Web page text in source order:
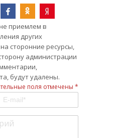
приемлем в
других
сторонние ресурсы,
администрации
будут удалены.
поля отмечены *